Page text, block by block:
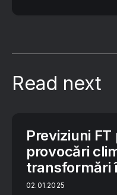
Read next
Previziuni
provocări
transformări
02.01.2025